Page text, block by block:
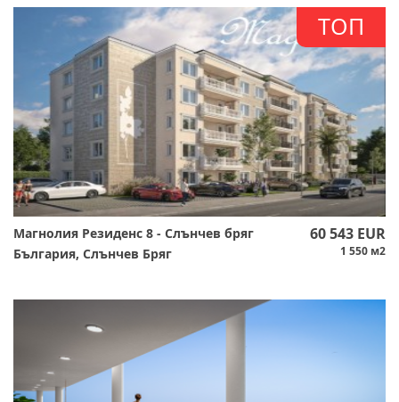
ТОП
Магнолия Резиденс 8 - Слънчев бряг
България, Слънчев Бряг
60 543 EUR
1 550 м2